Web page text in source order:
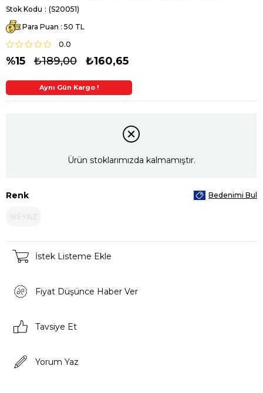
Stok Kodu
(S20051)
Para Puan : 50
0.0
15 ₺189,00 ₺160,65
Aynı Gün Kargo !
Ürün stoklarımızda kalmamıştır.
Renk
BEYAZ
Bedenimi Bul
İstek Listeme Ekle
Fiyat Düşünce Haber Ver
Tavsiye Et
Yorum Yaz